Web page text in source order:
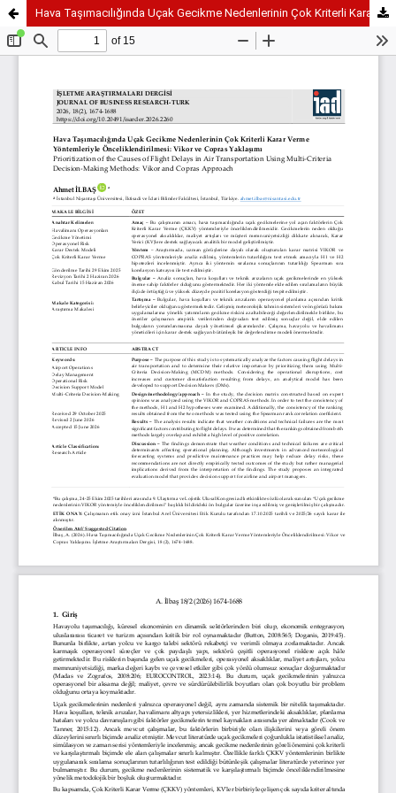
Hava Taşımacılığında Uçak Gecikme Nedenlerinin Çok Kriterli Karar Verme Yöntemleriyle Önceliklendirilmesi: Vikor ve Copras Yaklaşımı